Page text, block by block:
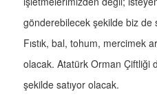
gönderebilecek şekilde biz de
Fıstık, bal, tohum, mercimek
olacak. Atatürk Orman Çiftliği
şekilde satıyor olacak.